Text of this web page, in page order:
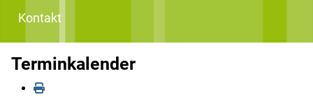
Kontakt
Terminkalender